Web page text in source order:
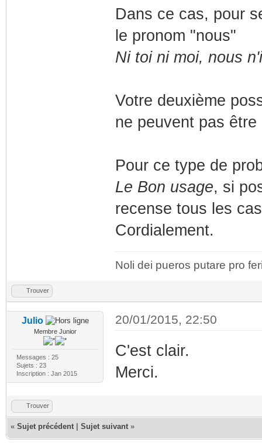
Dans ce cas, pour
le pronom "nous"
Ni toi ni moi, nous
Votre deuxième
ne peuvent pas
Pour ce type de
Le Bon usage, si
recense tous les
Cordialement.
Noli dei pueros putare pro
Trouver
Julio
Membre Junior
Messages : 25
Sujets : 23
Inscription : Jan 2015
20/01/2015, 22:50
C'est clair.
Merci.
Trouver
« Sujet précédent Sujet suivant »